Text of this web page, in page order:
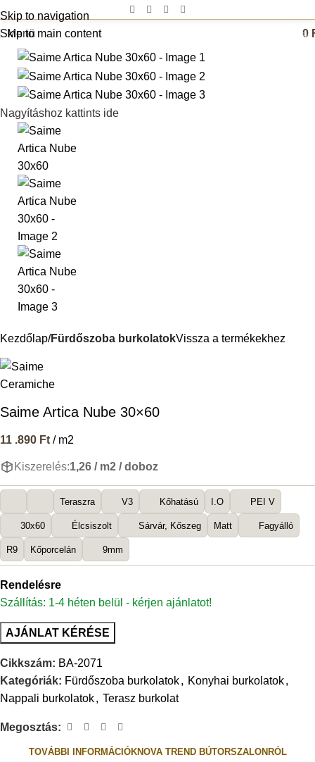
Skip to navigation
Skip to main content
Menü
termék
0
Nagyításhoz kattints ide
Kezdőlap Fürdőszoba burkolatokVissza a termékekhez
Saime Artica Nube 30×60
11 .890 Ft / m2
Kiszerelés:1,26 / m2 / doboz
Teraszra V3 Kőhatású I.O PEI V
30x60 Élcsiszolt Sárvár, Kőszeg Matt Fagyálló
R9 Kőporcelán 9mm
Rendelésre
Szállítás: 1-4 héten belül - kérjen ajánlatot!
AJÁNLAT KÉRÉSE
Cikkszám: BA-2071
Kategóriák: Fürdőszoba burkolatok, Konyhai burkolatok,
Nappali burkolatok, Terasz burkolat
Megosztás:
TOVÁBBI INFORMÁCIÓKNOVA TREND BÚTORSZALONRÓL